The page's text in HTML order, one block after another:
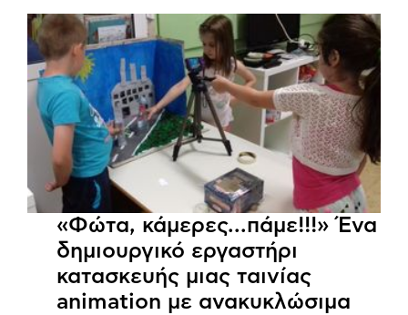
«Φώτα, κάμερες...πάμε!!!» Ένα
δημιουργικό εργαστήρι
κατασκευής μιας ταινίας
animation με ανακυκλώσιμα